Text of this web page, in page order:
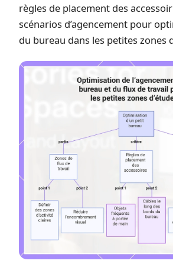
règles de placement des
scénarios d’agencement pour
du bureau dans les petites zones